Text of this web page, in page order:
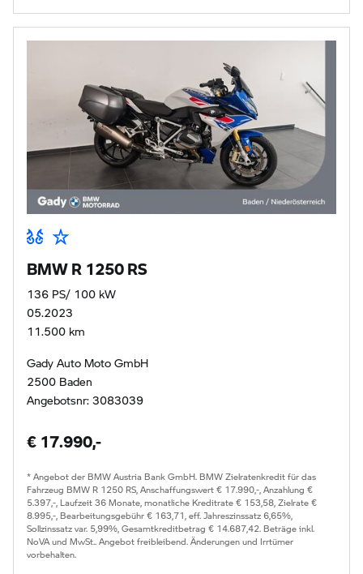
BMW R 1250 RS
136 PS/ 100 kW
05.2023
11.500 km
Gady Auto Moto GmbH
2500 Baden
Angebotsnr: 3083039
€ 17.990,-
* Angebot der BMW Austria Bank GmbH. BMW Zielratenkredit für das
Fahrzeug BMW R 1250 RS, Anschaffungswert € 17.990,-, Anzahlung €
5.397,-, Laufzeit 36 Monate, monatliche Kreditrate € 153,58, Zielrate €
8.995,-, Bearbeitungsgebühr € 163,71, eff. Jahreszinssatz 6,65%,
Sollzinssatz var. 5,99%, Gesamtkreditbetrag € 14.687,42. Beträge inkl.
NoVA und MwSt.. Angebot freibleibend. Änderungen und Irrtümer
vorbehalten.